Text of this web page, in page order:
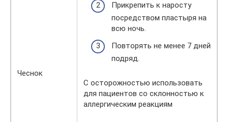
Чеснок
Прикрепить к наросту
посредством пластыря на
всю ночь.
Повторять не менее 7 дней
подряд.
С осторожностью использовать
для пациентов со склонностью к
аллергическим реакциям